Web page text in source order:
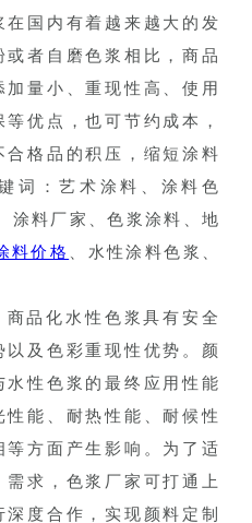
国内有着越来越大的发
者自磨色浆相比，商品
量小、重现性高、使用
优点，也可节约成本，
格品的积压，缩短涂料
词：艺术涂料、涂料色
涂料厂家、色浆涂料、地
料价格
、水性涂料色浆、
品化水性色浆具有安全
及色彩重现性优势。颜
性色浆的最终应用性能
能、耐热性能、耐候性
方面产生影响。为了适
求，色浆厂家可打通上
度合作，实现颜料定制